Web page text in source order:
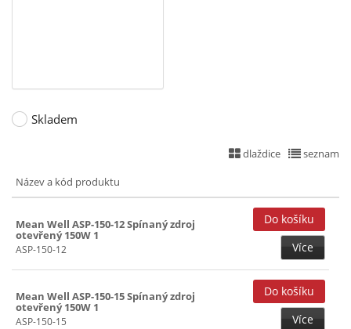
5+12+(-12)+24V ()
5+12+15+24V ()
5+24V ()
5+48V ()
12+(-12)V ()
Skladem
dlaždice seznam
Název a kód produktu
Mean Well ASP-150-12 Spínaný zdroj
otevřený 150W 1
ASP-150-12 Více
Mean Well ASP-150-15 Spínaný zdroj
otevřený 150W 1
ASP-150-15 Více